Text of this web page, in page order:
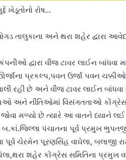
ખેડૂતોનો રોષ…
તાલુકાના અને થરા શહેર દ્વારા
દ્વારા વીજ ટાવર લાઈન બાંધવા
ઊર્જાના પ્રકલ્પ,પવન ઉર્જા પવન
રહી છે અને વીજ ટાવર લાઈન
અને નીતિઓમાં વિસંગતતાઓ કોંગ્રેસ
મળ્યો છે ત્યારે આ વાતને ધ્યાને લઈ
પંચાતના પૂર્વ પ્રમુખ
પૂર્વ ચેરમેન પૂરણસિંહ વાઘેલા, બલાજી
શહેર કોંગ્રેસ સમિતિના